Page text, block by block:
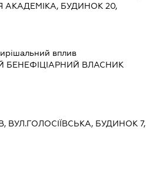
АКАДЕМІКА, БУДИНОК 20,
вплив
БЕНЕФІЦІАРНИЙ ВЛАСНИК
ВУЛ.ГОЛОСІЇВСЬКА, БУДИНОК 7,